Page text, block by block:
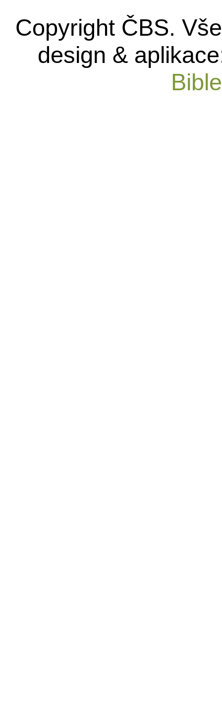
Copyright ČBS.
design &